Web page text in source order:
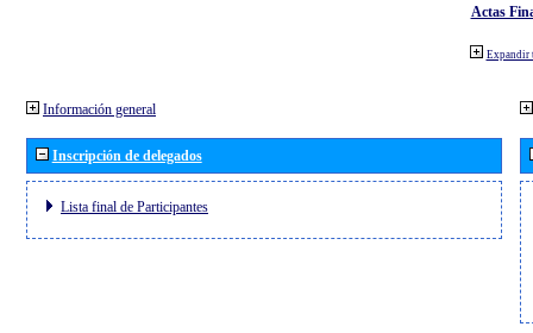
Actas
Expandir
Información general
Inscripción de delegados
Lista final de Participantes